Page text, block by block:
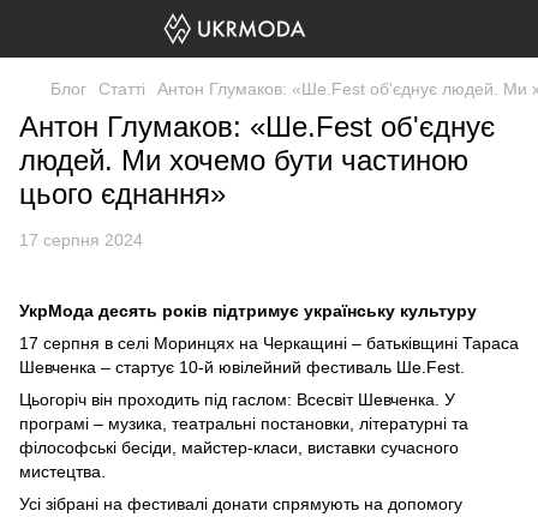
Блог Статті Антон Глумаков: «Ше.Fest об'єднує людей. Ми
Антон Глумаков: «Ше.Fest об'єднує
людей. Ми хочемо бути частиною
цього єднання»
17 серпня 2024
УкрМода десять років підтримує українську культуру
17 серпня в селі Моринцях на Черкащині – батьківщині Тараса
Шевченка – стартує 10-й ювілейний фестиваль Ше.Fest.
Цьогоріч він проходить під гаслом: Всесвіт Шевченка. У
програмі – музика, театральні постановки, літературні та
філософські бесіди, майстер-класи, виставки сучасного
мистецтва.
Усі зібрані на фестивалі донати спрямують на допомогу